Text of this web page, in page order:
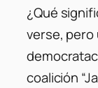
¿Qué
verse, pero
coalición